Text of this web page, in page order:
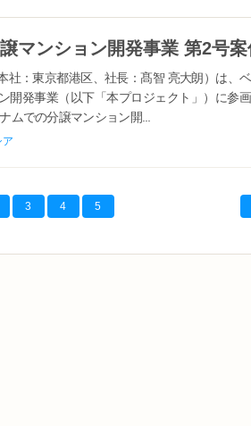
：東京都港区、社長：髙智 亮大朗）は、
開発事業（以下「本プロジェクト」）に参
ムでの分譲マンション開...
3 4 5